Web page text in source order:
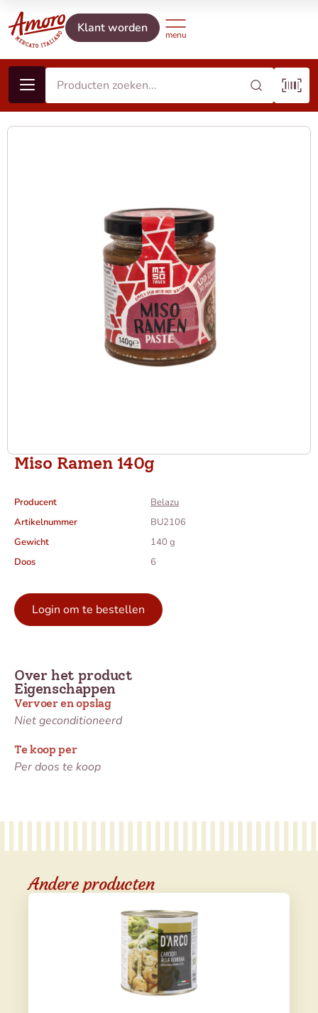
Klant worden
Miso Ramen 140g
Producent
Belazu
Artikelnummer
BU2106
Gewicht
140 g
Doos
6
Login om te bestellen
Eigenschappen
Vervoer en opslag
Niet geconditioneerd
Te koop per
Per doos te koop
Over het product
Andere producten